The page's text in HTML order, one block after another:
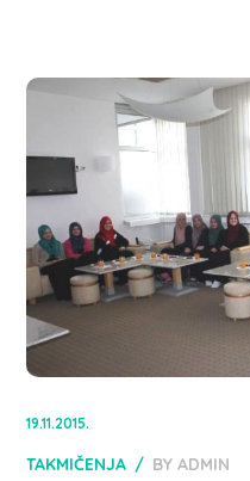
19.11.2015.
TAKMIČENJA BYADMIN